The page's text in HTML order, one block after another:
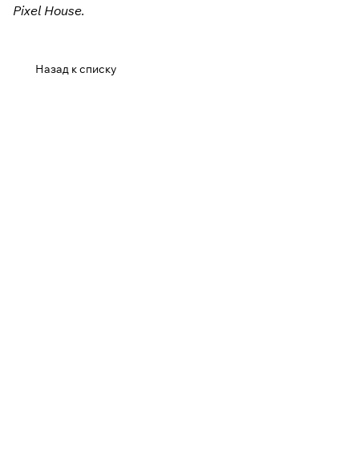
Pixel House.
Назад к списку